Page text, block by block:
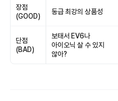
장점
(GOOD)
동급 최강의 상품성
단점
(BAD)
보태서 EV6나
아이오닉 살 수 있지
않아?